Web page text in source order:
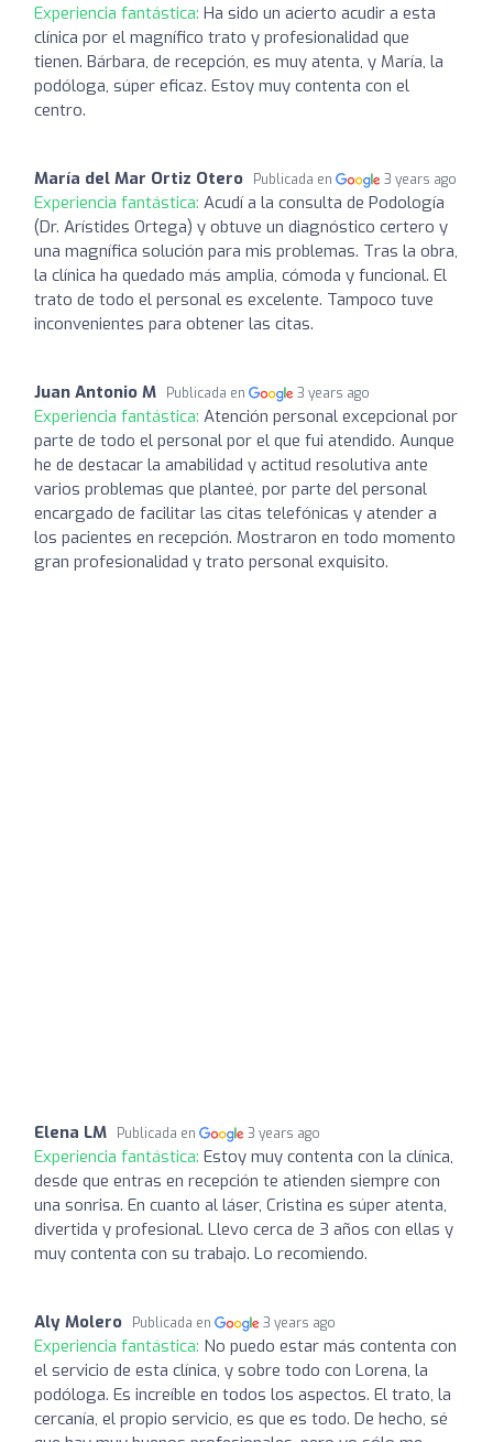
Experiencia fantástica: Ha sido un acierto acudir a esta
clínica por el magnífico trato y profesionalidad que
tienen. Bárbara, de recepción, es muy atenta, y María, la
podóloga, súper eficaz. Estoy muy contenta con el
centro.
María del Mar Ortiz Otero Publicada en 3 years ago
Experiencia fantástica: Acudí a la consulta de Podología
(Dr. Arístides Ortega) y obtuve un diagnóstico certero y
una magnífica solución para mis problemas. Tras la obra,
la clínica ha quedado más amplia, cómoda y funcional. El
trato de todo el personal es excelente. Tampoco tuve
inconvenientes para obtener las citas.
Juan Antonio M Publicada en 3 years ago
Experiencia fantástica: Atención personal excepcional por
parte de todo el personal por el que fui atendido. Aunque
he de destacar la amabilidad y actitud resolutiva ante
varios problemas que planteé, por parte del personal
encargado de facilitar las citas telefónicas y atender a
los pacientes en recepción. Mostraron en todo momento
gran profesionalidad y trato personal exquisito.
Elena LM Publicada en 3 years ago
Experiencia fantástica: Estoy muy contenta con la clínica,
desde que entras en recepción te atienden siempre con
una sonrisa. En cuanto al láser, Cristina es súper atenta,
divertida y profesional. Llevo cerca de 3 años con ellas y
muy contenta con su trabajo. Lo recomiendo.
Aly Molero Publicada en 3 years ago
Experiencia fantástica: No puedo estar más contenta con
el servicio de esta clínica, y sobre todo con Lorena, la
podóloga. Es increíble en todos los aspectos. El trato, la
cercanía, el propio servicio, es que es todo. De hecho, sé